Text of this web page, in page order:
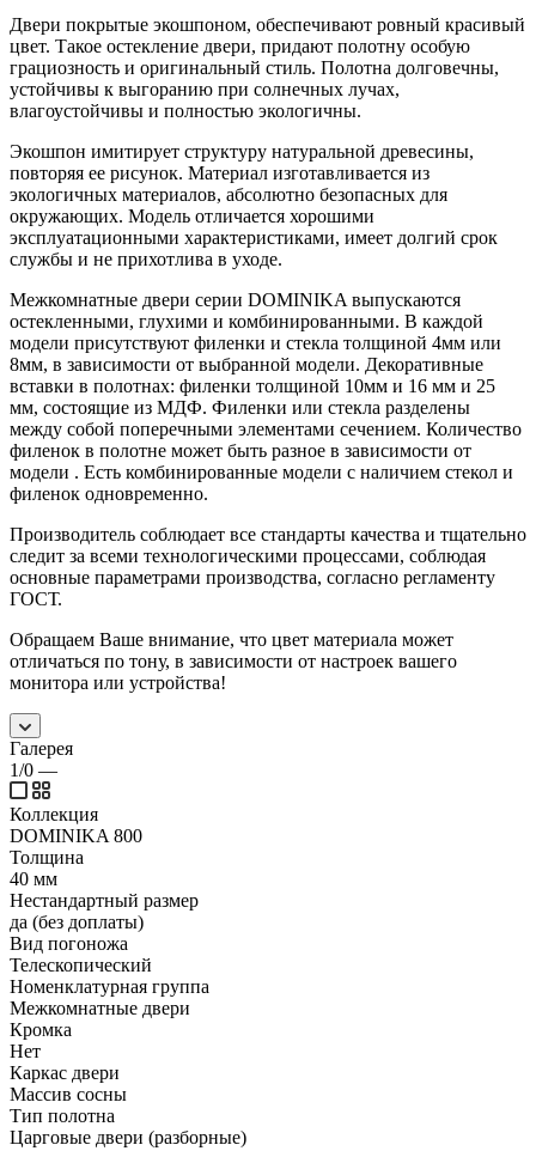
Двери покрытые экошпоном, обеспечивают ровный красивый
цвет. Такое остекление двери, придают полотну особую
грациозность и оригинальный стиль. Полотна долговечны,
устойчивы к выгоранию при солнечных лучах,
влагоустойчивы и полностью экологичны.
Экошпон имитирует структуру натуральной древесины,
повторяя ее рисунок. Материал изготавливается из
экологичных материалов, абсолютно безопасных для
окружающих. Модель отличается хорошими
эксплуатационными характеристиками, имеет долгий срок
службы и не прихотлива в уходе.
Межкомнатные двери серии DOMINIKA выпускаются
остекленными, глухими и комбинированными. В каждой
модели присутствуют филенки и стекла толщиной 4мм или
8мм, в зависимости от выбранной модели. Декоративные
вставки в полотнах: филенки толщиной 10мм и 16 мм и 25
мм, состоящие из МДФ. Филенки или стекла разделены
между собой поперечными элементами сечением. Количество
филенок в полотне может быть разное в зависимости от
модели . Есть комбинированные модели с наличием стекол и
филенок одновременно.
Производитель соблюдает все стандарты качества и тщательно
следит за всеми технологическими процессами, соблюдая
основные параметрами производства, согласно регламенту
ГОСТ.
Обращаем Ваше внимание, что цвет материала может
отличаться по тону, в зависимости от настроек вашего
монитора или устройства!
Галерея
1/0 —
Коллекция
DOMINIKA 800
Толщина
40 мм
Нестандартный размер
да (без доплаты)
Вид погоножа
Телескопический
Номенклатурная группа
Межкомнатные двери
Кромка
Нет
Каркас двери
Массив сосны
Тип полотна
Царговые двери (разборные)